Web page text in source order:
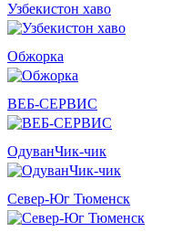
Узбекистон хаво
Обжорка
ВЕБ-СЕРВИС
ОдуванЧик-чик
Север-Юг Тюменск